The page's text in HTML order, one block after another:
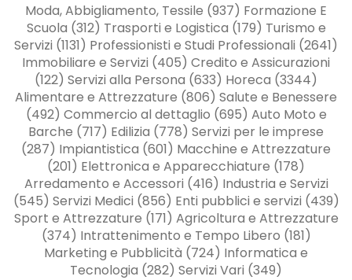
Moda, Abbigliamento, Tessile (937) Formazione E
Scuola (312) Trasporti e Logistica (179) Turismo e
Servizi (1131) Professionisti e Studi Professionali (2641)
Immobiliare e Servizi (405) Credito e Assicurazioni
(122) Servizi alla Persona (633) Horeca (3344)
Alimentare e Attrezzature (806) Salute e Benessere
(492) Commercio al dettaglio (695) Auto Moto e
Barche (717) Edilizia (778) Servizi per le imprese
(287) Impiantistica (601) Macchine e Attrezzature
(201) Elettronica e Apparecchiature (178)
Arredamento e Accessori (416) Industria e Servizi
(545) Servizi Medici (856) Enti pubblici e servizi (439)
Sport e Attrezzature (171) Agricoltura e Attrezzature
(374) Intrattenimento e Tempo Libero (181)
Marketing e Pubblicità (724) Informatica e
Tecnologia (282) Servizi Vari (349)